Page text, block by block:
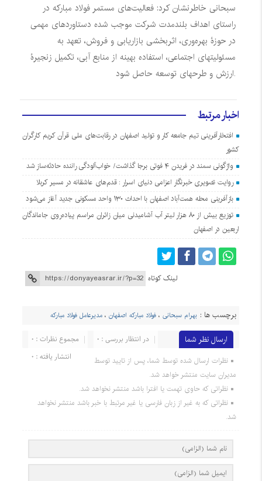
سبحانی خاطرنشان کرد: فعالیت‌های مستمر فولاد مبارکه در
راستای اهداف بلندمدت شرکت موجب شده دستاوردهای مهمی
در حوزۀ بهره‌وری، اثربخشی بازاریابی و فروش، تعهد به
مسئولیتهای اجتماعی، استفاده بهینه از منابع آبی، تکمیل زنجیرۀ
ارزش و طرحهای توسعه حاصل شود.
اخبار مرتبط
افتخارآفرینی تیم جامعه کار و تولید اصفهان در رقابت‌های ملی قرآن کریم کارگران
کشور
واژگونی سمند در فریدن ۴ فوتی برجا گذاشت/ خواب‌آلودگی راننده حادثه‌ساز شد
روایت تصویری خبرنگار اعزامی دنیای اسرار : قدم‌های عاشقانه در مسیر کربلا
بازآفرینی محله همت‌آباد اصفهان با احداث ۱۳۰ واحد مسکونی جدید آغاز می‌شود
توزیع بیش از ۸۰ هزار لیتر آب آشامیدنی میان زائران مراسم پیاده‌روی جاماندگان
اربعین در اصفهان
لینک کوتاه
برچسب ها : بهرام سبحانی ،فولاد مبارکه اصفهان ،مدیرعامل فولاد مبارکه
ارسال نظر شما مجموع نظرات : 0
در انتظار بررسی : 0
انتشار یافته : 0
نظرات ارسال شده توسط شما، پس از تایید توسط
مدیران سایت منتشر خواهد شد.
نظراتی که حاوی تهمت یا افترا باشد منتشر نخواهد شد.
نظراتی که به غیر از زبان فارسی یا غیر مرتبط با خبر باشد منتشر نخواهد
شد.